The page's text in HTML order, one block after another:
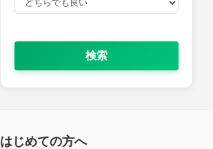
検索
はじめての方へ